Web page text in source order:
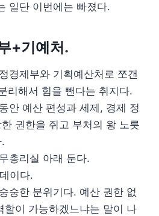
일단 이번에는 빠졌다.
+기예처.
경제부와 기획예산처로 쪼갠
리해서 힘을 뺀다는 취지다.
안 예산 편성과 세제, 경제 정
권한을 쥐고 부처의 왕 노릇
총리실 아래 둔다.
이다.
숭한 분위기다. 예산 권한 없
할이 가능하겠느냐는 말이 나